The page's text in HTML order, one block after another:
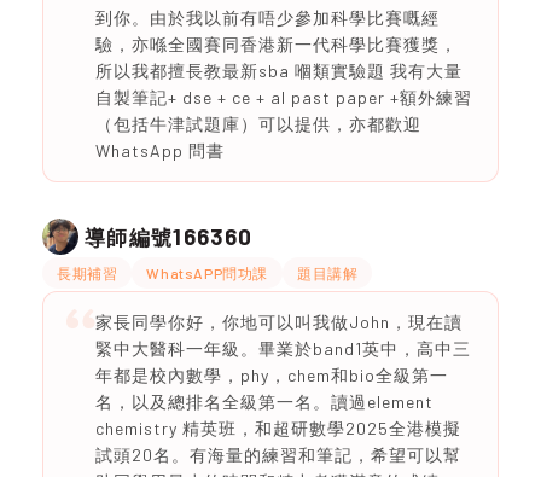
到你。由於我以前有唔少參加科學比賽嘅經
驗，亦喺全國賽同香港新一代科學比賽獲獎，
所以我都擅長教最新sba 嗰類實驗題 我有大量
自製筆記+ dse + ce + al past paper +額外練習
（包括牛津試題庫）可以提供，亦都歡迎
WhatsApp 問書
導師編號166360
長期補習 WhatsAPP問功課 題目講解
家長同學你好，你地可以叫我做John，現在讀
緊中大醫科一年級。畢業於band1英中，高中三
年都是校內數學，phy，chem和bio全級第一
名，以及總排名全級第一名。讀過element
chemistry 精英班，和超研數學2025全港模擬
試頭20名。有海量的練習和筆記，希望可以幫